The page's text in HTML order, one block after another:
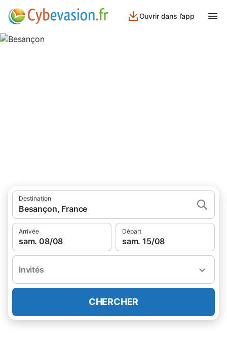
Ouvrir dans l’app
Destination
Besançon, France
Arrivée
sam. 08/08
Départ
sam. 15/08
Invités
CHERCHER